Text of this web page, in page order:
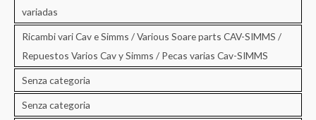
variadas
Ricambi vari Cav e Simms / Various Soare parts CAV-SIMMS /
Repuestos Varios Cav y Simms / Pecas varias Cav-SIMMS
Senza categoria
Senza categoria